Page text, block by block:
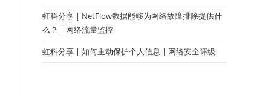
虹科分享 | NetFlow数据能够为网络故障排除提供什
么？ | 网络流量监控
虹科分享 | 如何主动保护个人信息 | 网络安全评级